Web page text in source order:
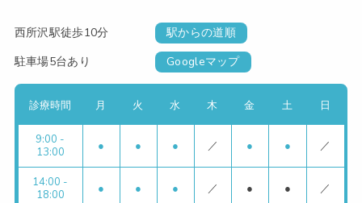
西所沢駅徒歩10分
駅からの道順
駐車場5台あり
Googleマップ
診療時間 月 火 水 木 金 土 日
9:00 -
13:00
● ● ● ／ ● ● ／
14:00 -
18:00
● ● ● ／ ● ● ／